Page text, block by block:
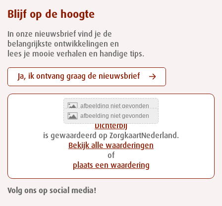
Blijf op de hoogte
In onze nieuwsbrief vind je de
belangrijkste ontwikkelingen en
lees je mooie verhalen en handige tips.
Ja, ik ontvang graag de nieuwsbrief
Dichterbij
is gewaardeerd op ZorgkaartNederland.
Bekijk alle waarderingen
of
plaats een waardering
Volg ons op social media!